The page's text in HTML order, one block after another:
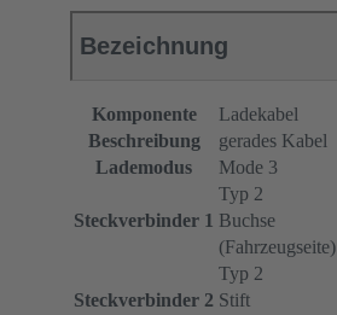
Bezeichnung
Komponente
Ladekabel
Beschreibung
gerades Kabel
Lademodus
Mode 3
Steckverbinder 1
Typ 2
Buchse
(Fahrzeugseite)
Steckverbinder 2
Typ 2
Stift